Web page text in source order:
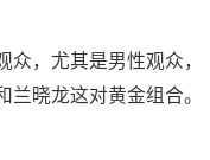
，尤其是男性观众，
晓龙这对黄金组合。